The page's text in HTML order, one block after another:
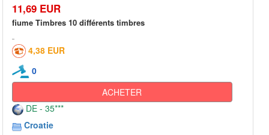
11,69 EUR
fiume Timbres 10 différents timbres
4,38 EUR
0
ACHETER
DE - 35***
Croatie